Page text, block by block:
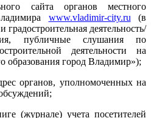
сайта органов местного
www.vladimir-city.ru (в
градостроительная деятельность/
публичные слушания по
деятельности на
образования город Владимир»);
органов, уполномоченных на
(журнале) учета посетителей